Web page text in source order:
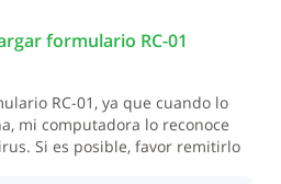
formulario RC-01
RC-01, ya que cuando lo
mi computadora lo reconoce
Si es posible, favor remitirlo